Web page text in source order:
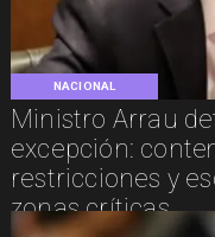
NACIONAL
Ministro Arrau
excepción:
restricciones y
zonas críticas